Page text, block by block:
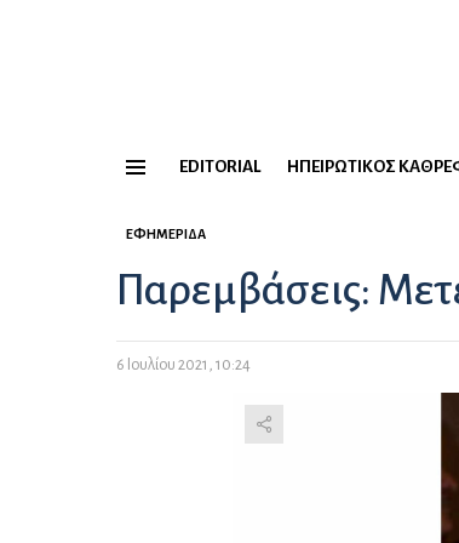
EDITORIAL ΗΠΕΙΡΏΤΙΚΟΣ
ΕΦΗΜΕΡΊΔΑ
Παρεμβάσεις:
6 Ιουλίου 2021, 10:24